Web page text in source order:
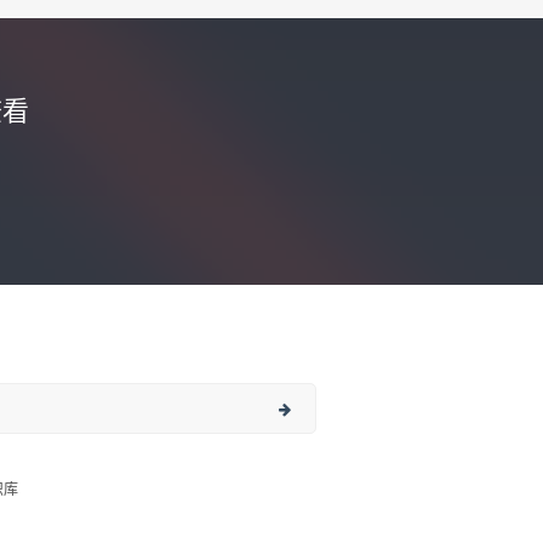
库